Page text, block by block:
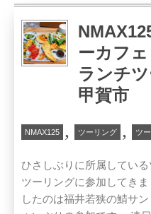
ーカフェ
ランチ
甲賀市
NMAX125 , ツーリング , ツ
ひさしぶりに所属してい
ツーリングに参加してき
したのは福井若狭の鯖サ